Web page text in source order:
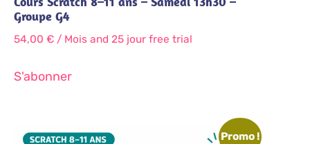
Groupe G4
54,00 €/ Mois and 25 jour free trial
S'abonner
Promo !